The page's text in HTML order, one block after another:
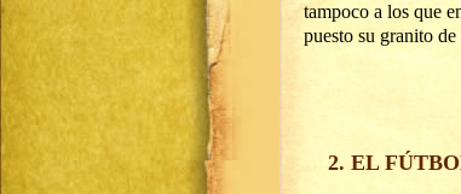
tampoco a los que
puesto su granito
2. EL